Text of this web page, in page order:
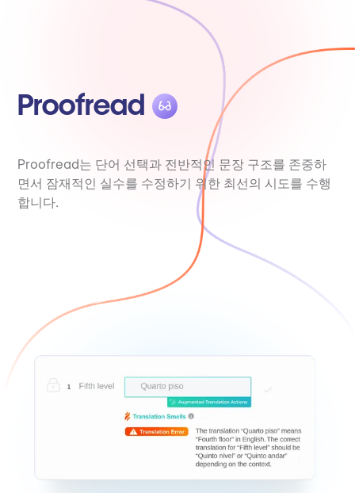
Proofread
Proofread는 단어 선택과 전반적인 문장 구조를 존중하
면서 잠재적인 실수를 수정하기 위한 최선의 시도를 수행
합니다.